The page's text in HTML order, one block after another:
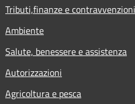
Tributi,finanze e contravvenzioni
Ambiente
Salute, benessere e assistenza
Autorizzazioni
Agricoltura e pesca